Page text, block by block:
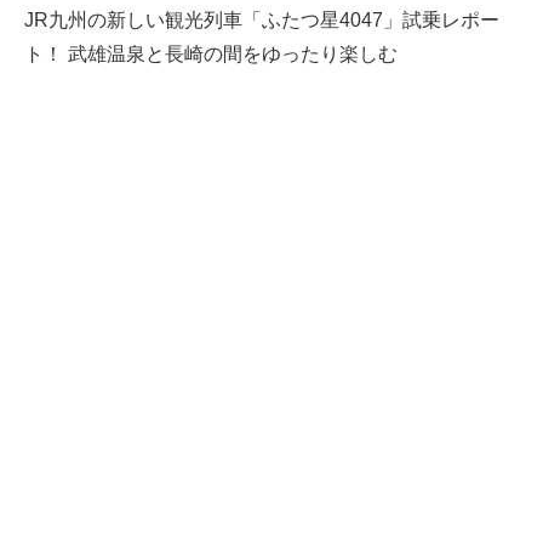
JR九州の新しい観光列車「ふたつ星4047」試乗レポー
ト！ 武雄温泉と長崎の間をゆったり楽しむ